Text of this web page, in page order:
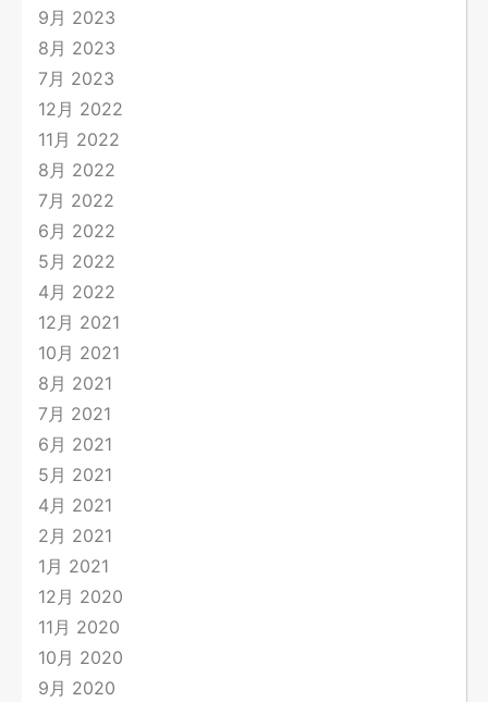
9月 2023
8月 2023
7月 2023
12月 2022
11月 2022
8月 2022
7月 2022
6月 2022
5月 2022
4月 2022
12月 2021
10月 2021
8月 2021
7月 2021
6月 2021
5月 2021
4月 2021
2月 2021
1月 2021
12月 2020
11月 2020
10月 2020
9月 2020